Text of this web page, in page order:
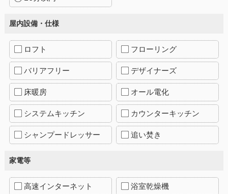
屋内設備・仕様
ロフト フローリング
バリアフリー デザイナーズ
床暖房 オール電化
システムキッチン カウンターキッチン
シャンプードレッサー 追い焚き
家電等
高速インターネット 浴室乾燥機